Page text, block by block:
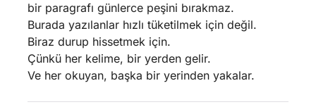
bir paragrafı günlerce peşini bırakmaz.
Burada yazılanlar hızlı tüketilmek için değil.
Biraz durup hissetmek için.
Çünkü her kelime, bir yerden gelir.
Ve her okuyan, başka bir yerinden yakalar.